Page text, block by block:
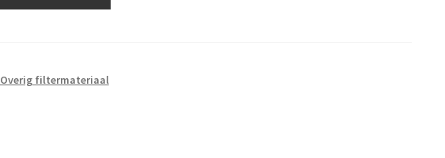
Overig filtermateriaal